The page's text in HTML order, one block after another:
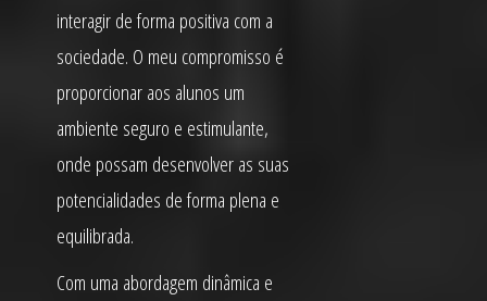
interagir de forma positiva com a
sociedade. O meu compromisso é
proporcionar aos alunos um
ambiente seguro e estimulante,
onde possam desenvolver as suas
potencialidades de forma plena e
equilibrada.
Com uma abordagem dinâmica e